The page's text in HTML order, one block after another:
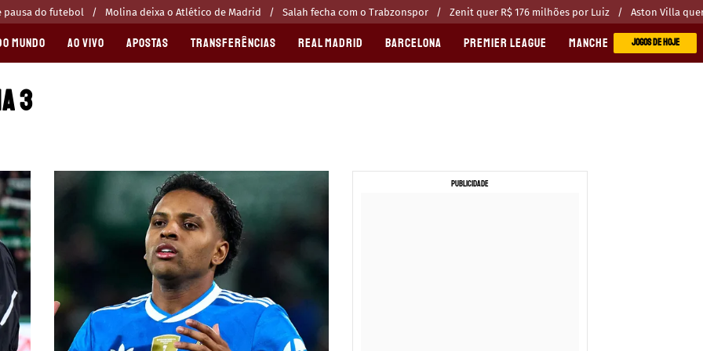
pausa do futebol Molina deixa o Atlético de Madrid Salah fecha com o Trabzonspor Zenit quer R$ 176 milhões por Luiz Aston Villa
MUNDO AO VIVO APOSTAS TRANSFERÊNCIAS REAL MADRID BARCELONA PREMIER LEAGUE MANCHESTER CITYJOGOS DE HOJE
3